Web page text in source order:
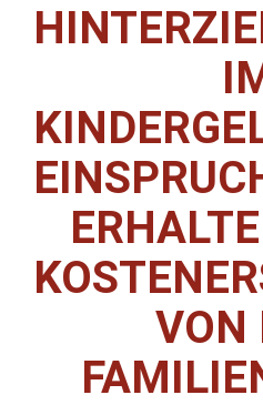
VON